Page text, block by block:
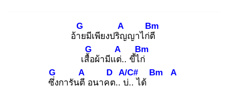
อ้าย
G
มีเพียงปริญ
A
ญาไก่ตี
Bm
เสื้อ
G
ผ้ามีแต่.
A
. ขี้ไก่
Bm
ซึ่ง
G
การันตี
A
อนาคต
D
.. บ่.
A/C#
. ได้
Bm A